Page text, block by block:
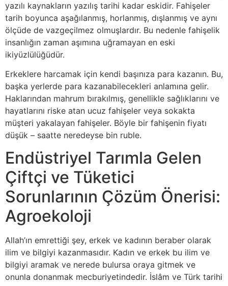
yazılı kaynakların yazılış tarihi kadar eskidir. Fahişeler
tarih boyunca aşağılanmış, horlanmış, dışlanmış ve aynı
ölçüde de vazgeçilmez olmuşlardır. Bu nedenle fahişelik
insanlığın zaman aşımına uğramayan en eski
ikiyüzlülüğüdür.
Erkeklere harcamak için kendi başınıza para kazanın. Bu,
başka yerlerde para kazanabilecekleri anlamına gelir.
Haklarından mahrum bırakılmış, genellikle sağlıklarını ve
hayatlarını riske atan ucuz fahişeler veya sokakta
müşteri yakalayan fahişeler. Böyle bir fahişenin fiyatı
düşük – saatte neredeyse bin ruble.
Endüstriyel Tarımla Gelen
Çiftçi ve Tüketici
Sorunlarının Çözüm Önerisi:
Agroekoloji
Allah’ın emrettiği şey, erkek ve kadının beraber olarak
ilim ve bilgiyi kazanmasıdır. Kadın ve erkek bu ilim ve
bilgiyi aramak ve nerede bulursa oraya gitmek ve
onunla donanmak mecburiyetindedir. İslâm ve Türk tarihi